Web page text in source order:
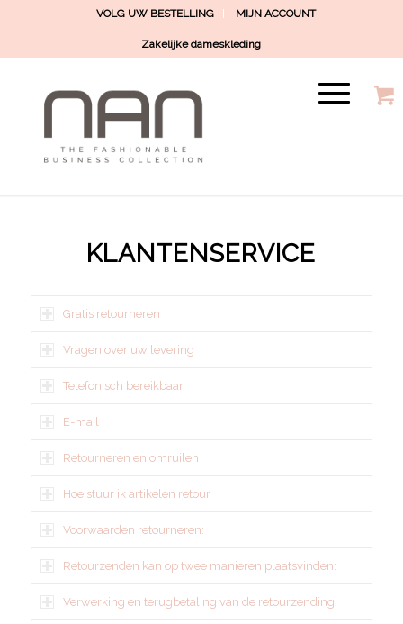
VOLG UW BESTELLING MIJN ACCOUNT
Zakelijke dameskleding
KLANTENSERVICE
Gratis retourneren
Vragen over uw levering
Telefonisch bereikbaar
E-mail
Retourneren en omruilen
Hoe stuur ik artikelen retour
Voorwaarden retourneren:
Retourzenden kan op twee manieren plaatsvinden:
Verwerking en terugbetaling van de retourzending